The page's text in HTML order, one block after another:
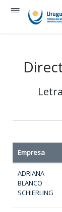
Empresa
ADRIANA
BLANCO
SCHIERLING